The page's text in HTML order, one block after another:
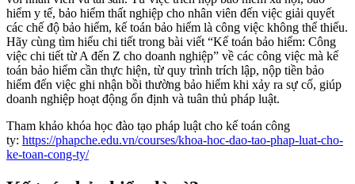
hiểm y tế, bảo hiểm thất nghiệp cho nhân viên đến việc giải quyết
các chế độ bảo hiểm, kế toán bảo hiểm là công việc không thể thiếu.
Hãy cùng tìm hiểu chi tiết trong bài viết “Kế toán bảo hiểm: Công
việc chi tiết từ A đến Z cho doanh nghiệp” về các công việc mà kế
toán bảo hiểm cần thực hiện, từ quy trình trích lập, nộp tiền bảo
hiểm đến việc ghi nhận bồi thường bảo hiểm khi xảy ra sự cố, giúp
doanh nghiệp hoạt động ổn định và tuân thủ pháp luật.
Tham khảo khóa học đào tạo pháp luật cho kế toán công
ty: https://phapche.edu.vn/courses/khoa-hoc-dao-tao-phap-luat-cho-
ke-toan-cong-ty/